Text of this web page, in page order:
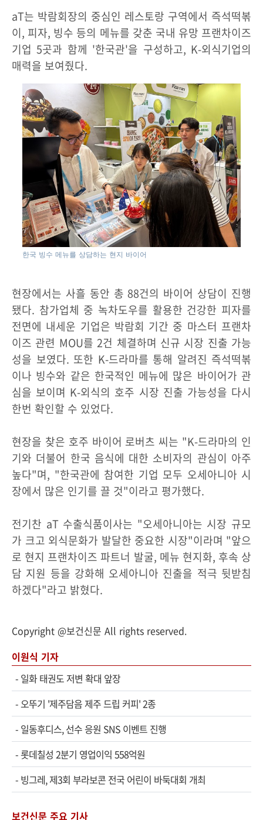
aT는 박람회장의 중심인 레스토랑 구역에서 즉석떡볶
이, 피자, 빙수 등의 메뉴를 갖춘 국내 유망 프랜차이즈
기업 5곳과 함께 '한국관'을 구성하고, K-외식기업의
매력을 보여줬다.
한국 빙수 메뉴를 상담하는 현지 바이어
현장에서는 사흘 동안 총 88건의 바이어 상담이 진행
됐다. 참가업체 중 녹차도우를 활용한 건강한 피자를
전면에 내세운 기업은 박람회 기간 중 마스터 프랜차
이즈 관련 MOU를 2건 체결하며 신규 시장 진출 가능
성을 보였다. 또한 K-드라마를 통해 알려진 즉석떡볶
이나 빙수와 같은 한국적인 메뉴에 많은 바이어가 관
심을 보이며 K-외식의 호주 시장 진출 가능성을 다시
한번 확인할 수 있었다.
현장을 찾은 호주 바이어 로버츠 씨는 "K-드라마의 인
기와 더불어 한국 음식에 대한 소비자의 관심이 아주
높다"며, "한국관에 참여한 기업 모두 오세아니아 시
장에서 많은 인기를 끌 것"이라고 평가했다.
전기찬 aT 수출식품이사는 "오세아니아는 시장 규모
가 크고 외식문화가 발달한 중요한 시장"이라며 "앞으
로 현지 프랜차이즈 파트너 발굴, 메뉴 현지화, 후속 상
담 지원 등을 강화해 오세아니아 진출을 적극 뒷받침
하겠다"라고 밝혔다.
Copyright @보건신문 All rights reserved.
이원식 기자
- 일화 태권도 저변 확대 앞장
-오뚜기 '제주담음 제주 드립 커피' 2종
- 일동후디스, 선수 응원 SNS 이벤트 진행
-롯데칠성 2분기 영업이익 558억원
- 빙그레, 제3회 부라보콘 전국 어린이 바둑대회 개최
보건신문 주요 기사